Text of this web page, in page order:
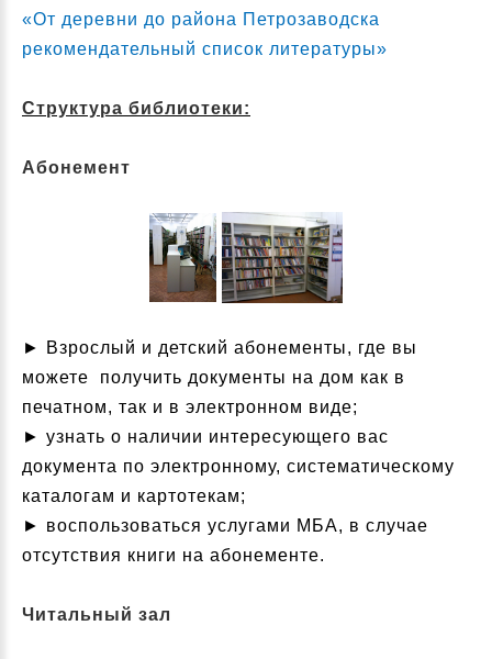
«От деревни до района Петрозаводска
рекомендательный список литературы»
Структура библиотеки:
Абонемент
► Взрослый и детский абонементы, где вы
можете получить документы на дом как в
печатном, так и в электронном виде;
► узнать о наличии интересующего вас
документа по электронному, систематическому
каталогам и картотекам;
► воспользоваться услугами МБА, в случае
отсутствия книги на абонементе.
Читальный зал